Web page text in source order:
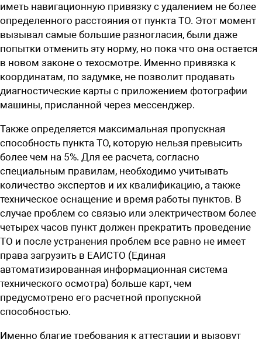
иметь навигационную привязку с удалением не более
определенного расстояния от пункта ТО. Этот момент
вызывал самые большие разногласия, были даже
попытки отменить эту норму, но пока что она остается
в новом законе о техосмотре. Именно привязка к
координатам, по задумке, не позволит продавать
диагностические карты с приложением фотографии
машины, присланной через мессенджер.
Также определяется максимальная пропускная
способность пункта ТО, которую нельзя превысить
более чем на 5%. Для ее расчета, согласно
специальным правилам, необходимо учитывать
количество экспертов и их квалификацию, а также
техническое оснащение и время работы пунктов. В
случае проблем со связью или электричеством более
четырех часов пункт должен прекратить проведение
ТО и после устранения проблем все равно не имеет
права загрузить в ЕАИСТО (Единая
автоматизированная информационная система
технического осмотра) больше карт, чем
предусмотрено его расчетной пропускной
способностью.
Именно благие требования к аттестации и вызовут